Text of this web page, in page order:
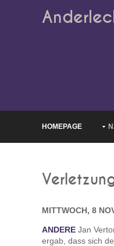
HOMEPAGE
MITTWOCH, 8
ANDERE Jan
ergab, dass sich